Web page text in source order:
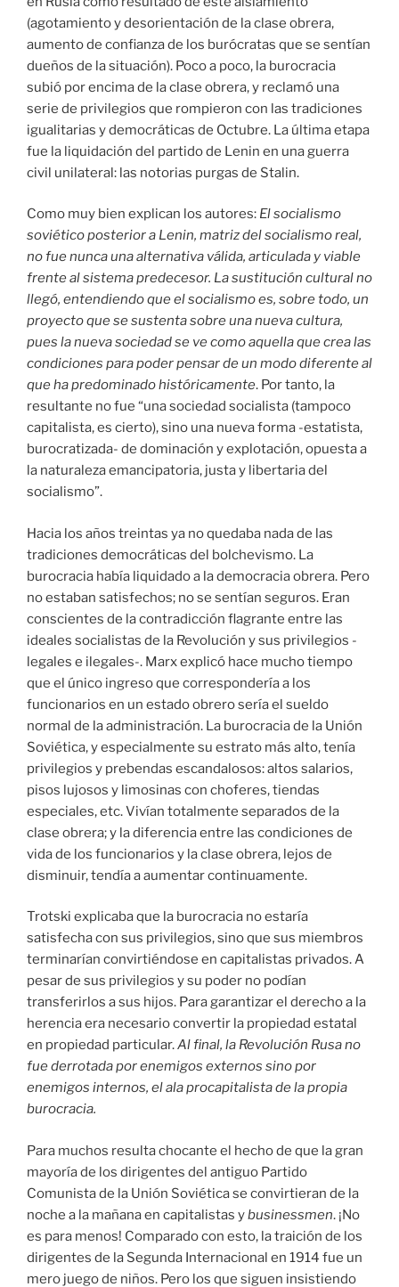
(agotamiento y desorientación de la clase obrera,
aumento de confianza de los burócratas que se sentían
dueños de la situación). Poco a poco, la burocracia
subió por encima de la clase obrera, y reclamó una
serie de privilegios que rompieron con las tradiciones
igualitarias y democráticas de Octubre. La última etapa
fue la liquidación del partido de Lenin en una guerra
civil unilateral: las notorias purgas de Stalin.
Como muy bien explican los autores: El socialismo
soviético posterior a Lenin, matriz del socialismo real,
no fue nunca una alternativa válida, articulada y viable
frente al sistema predecesor. La sustitución cultural no
llegó, entendiendo que el socialismo es, sobre todo, un
proyecto que se sustenta sobre una nueva cultura,
pues la nueva sociedad se ve como aquella que crea las
condiciones para poder pensar de un modo diferente al
que ha predominado históricamente. Por tanto, la
resultante no fue “una sociedad socialista (tampoco
capitalista, es cierto), sino una nueva forma -estatista,
burocratizada- de dominación y explotación, opuesta a
la naturaleza emancipatoria, justa y libertaria del
socialismo”.
Hacia los años treintas ya no quedaba nada de las
tradiciones democráticas del bolchevismo. La
burocracia había liquidado a la democracia obrera. Pero
no estaban satisfechos; no se sentían seguros. Eran
conscientes de la contradicción flagrante entre las
ideales socialistas de la Revolución y sus privilegios -
legales e ilegales-. Marx explicó hace mucho tiempo
que el único ingreso que correspondería a los
funcionarios en un estado obrero sería el sueldo
normal de la administración. La burocracia de la Unión
Soviética, y especialmente su estrato más alto, tenía
privilegios y prebendas escandalosos: altos salarios,
pisos lujosos y limosinas con choferes, tiendas
especiales, etc. Vivían totalmente separados de la
clase obrera; y la diferencia entre las condiciones de
vida de los funcionarios y la clase obrera, lejos de
disminuir, tendía a aumentar continuamente.
Trotski explicaba que la burocracia no estaría
satisfecha con sus privilegios, sino que sus miembros
terminarían convirtiéndose en capitalistas privados. A
pesar de sus privilegios y su poder no podían
transferirlos a sus hijos. Para garantizar el derecho a la
herencia era necesario convertir la propiedad estatal
en propiedad particular.Al final, la Revolución Rusa no
fue derrotada por enemigos externos sino por
enemigos internos, el ala procapitalista de la propia
burocracia.
Para muchos resulta chocante el hecho de que la gran
mayoría de los dirigentes del antiguo Partido
Comunista de la Unión Soviética se convirtieran de la
noche a la mañana en capitalistas ybusinessmen. ¡No
es para menos! Comparado con esto, la traición de los
dirigentes de la Segunda Internacional en 1914 fue un
mero juego de niños. Pero los que siguen insistiendo